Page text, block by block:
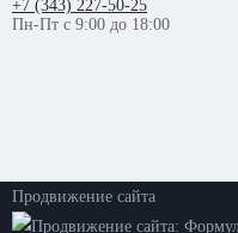
+7 (343) 227-50-25
Пн-Пт с 9:00 до 18:00
Продвижение сайта